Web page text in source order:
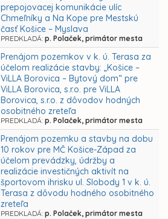
prepojovacej komunikácie ulíc
Chmeľníky a Na Kope pre Mestskú
časť Košice – Myslava
PREDKLADÁ: p. Polaček, primátor mesta
Prenájom pozemkov v k. ú. Terasa za
účelom realizácie stavby: „Košice –
ViLLA Borovica – Bytový dom“ pre
ViLLA Borovica, s.r.o. pre ViLLA
Borovica, s.r.o. z dôvodov hodných
osobitného zreteľa
PREDKLADÁ: p. Polaček, primátor mesta
Prenájom pozemku a stavby na dobu
10 rokov pre MČ Košice-Západ za
účelom prevádzky, údržby a
realizácie investičných aktivít na
športovom ihrisku ul. Slobody 1 v k. ú.
Terasa z dôvodu hodného osobitného
zreteľa
PREDKLADÁ: p. Polaček, primátor mesta